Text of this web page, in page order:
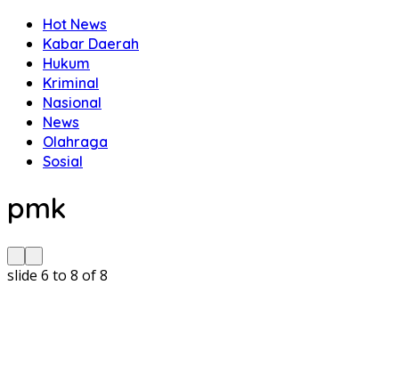
Hot News
Kabar Daerah
Hukum
Kriminal
Nasional
News
Olahraga
Sosial
pmk
slide 6 to 8 of 8